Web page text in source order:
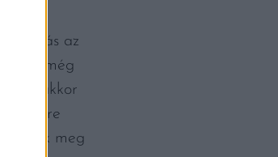
az
még
egy főre
eszik meg